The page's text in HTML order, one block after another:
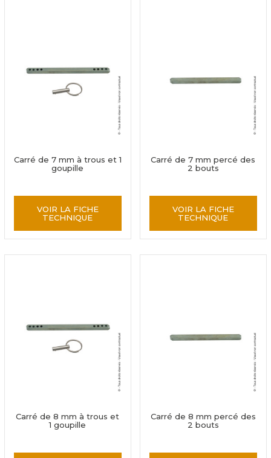
Carré de 7 mm à trous et 1
goupille
VOIR LA FICHE
TECHNIQUE
Carré de 7 mm percé des
2 bouts
VOIR LA FICHE
TECHNIQUE
Carré de 8 mm à trous et
1 goupille
Carré de 8 mm percé des
2 bouts